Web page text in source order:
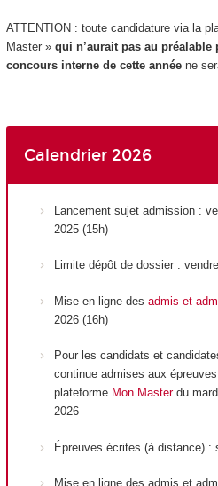
ATTENTION : toute candidature via la
Master » qui n’aurait pas au préalable
concours interne de cette année ne
Calendrier 2026
Lancement sujet admission :
2025 (15h)
Limite dépôt de dossier :
Mise en ligne des admis et
2026 (16h)
Pour les candidats et
continue admises aux
plateforme Mon Masterdu
2026
Épreuves écrites (à distance) :
Mise en ligne des admis et